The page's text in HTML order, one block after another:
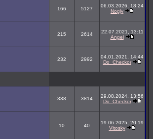
166 5127
06.03.2026, 18:24
Nogly
215 2614
22.07.2021, 13:11
Angel
232 2992
04.01.2021, 14:44
Do_Checkor
338 3814
29.08.2024, 13:56
Do_Checkor
10 40
19.06.2025, 20:19
Vitosky